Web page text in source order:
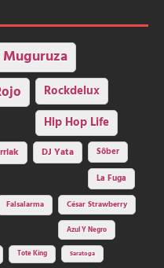
Rockdelux
Hip Hop Life
DJ Yata
Sôber
La Fuga
Falsalarma César Strawberry
Azul Y Negro
Tote King Saratoga